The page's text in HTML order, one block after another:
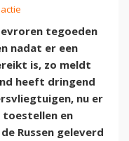
tegoeden
nadat er een
is, zo meldt
heeft dringend
nu er
toestellen en
Russen geleverd